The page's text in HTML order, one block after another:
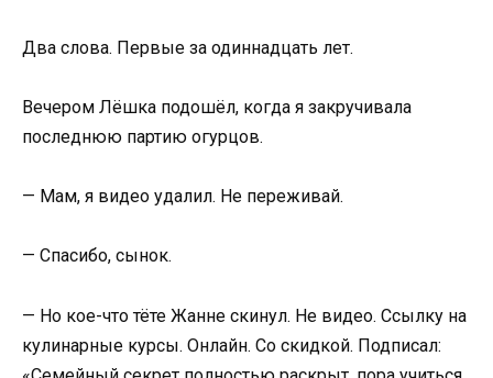
Два слова. Первые за одиннадцать лет.
Вечером Лёшка подошёл, когда я закручивала
последнюю партию огурцов.
— Мам, я видео удалил. Не переживай.
— Спасибо, сынок.
— Но кое-что тёте Жанне скинул. Не видео. Ссылку на
кулинарные курсы. Онлайн. Со скидкой. Подписал: